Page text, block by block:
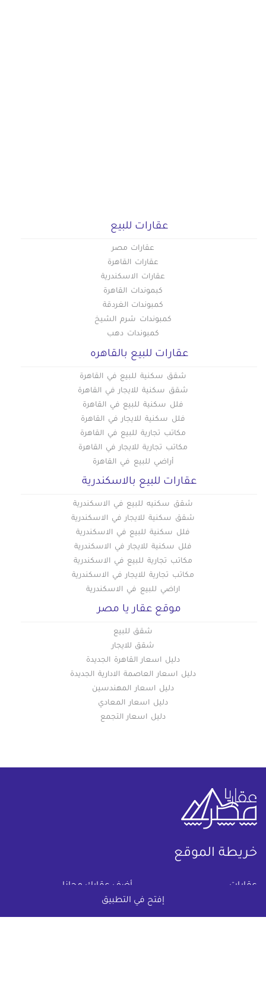
إفتح في التطبيق
عقارات للبيع
عقارات مصر
عقارات القاهرة
عقارات الاسكندرية
كبموندات القاهرة
كمبوندات الغردقة
كمبوندات شرم الشيخ
كمبوندات دهب
عقارات للبيع بالقاهره
شقق سكنية للبيع في القاهرة
شقق سكنية للايجار في القاهرة
فلل سكنية للبيع في القاهرة
فلل سكنية للايجار في القاهرة
مكاتب تجارية للبيع في القاهرة
مكاتب تجارية للايجار في القاهرة
أراضي للبيع في القاهرة
عقارات للبيع بالاسكندرية
شقق سكنيه للبيع في الاسكندرية
شقق سكنية للايجار في الاسكندرية
فلل سكنية للبيع في الاسكندرية
فلل سكنية للايجار في الاسكندرية
مكاتب تجارية للبيع في الاسكندرية
مكاتب تجارية للايجار في الاسكندرية
اراضي للبيع في الاسكندرية
موقع عقار يا مصر
شقق للبيع
شقق للايجار
دليل اسعار القاهرة الجديدة
دليل اسعار العاصمة الادارية الجديدة
دليل اسعار المهندسين
دليل اسعار المعادي
دليل اسعار التجمع
خريطة الموقع
عقارات أضف عقارك مجانا
دليل الاسعار